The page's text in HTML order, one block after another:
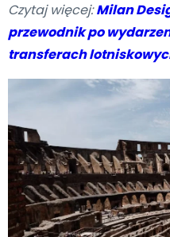
Czytaj więcej:Milan
przewodnik po
transferach